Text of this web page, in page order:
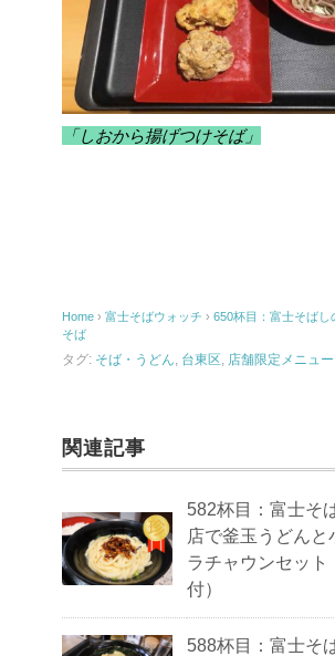
「しおから揚げつけそば」
Home › 富士そばウォッチ › 650杯目：富士そばし
そば
タグ: そば・うどん 台東区 店舗限定メニュー
関連記事
582杯目：富士そ
店で釜玉うどんと
ラチャウンセット
付）
588杯目：富士そ